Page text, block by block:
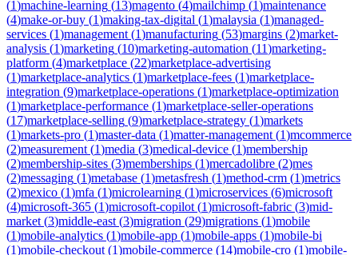
(1)machine-learning (13)magento (4)mailchimp (1)maintenance
(4)make-or-buy (1)making-tax-digital (1)malaysia (1)managed-
services (1)management (1)manufacturing (53)margins (2)market-
analysis (1)marketing (10)marketing-automation (11)marketing-
platform (4)marketplace (22)marketplace-advertising
(1)marketplace-analytics (1)marketplace-fees (1)marketplace-
integration (9)marketplace-operations (1)marketplace-optimization
(1)marketplace-performance (1)marketplace-seller-operations
(17)marketplace-selling (9)marketplace-strategy (1)markets
(1)markets-pro (1)master-data (1)matter-management (1)mcommerce
(2)measurement (1)media (3)medical-device (1)membership
(2)membership-sites (3)memberships (1)mercadolibre (2)mes
(2)messaging (1)metabase (1)metasfresh (1)method-crm (1)metrics
(2)mexico (1)mfa (1)microlearning (1)microservices (6)microsoft
(4)microsoft-365 (1)microsoft-copilot (1)microsoft-fabric (3)mid-
market (3)middle-east (3)migration (29)migrations (1)mobile
(1)mobile-analytics (1)mobile-app (1)mobile-apps (1)mobile-bi
(1)mobile-checkout (1)mobile-commerce (14)mobile-cro (1)mobile-